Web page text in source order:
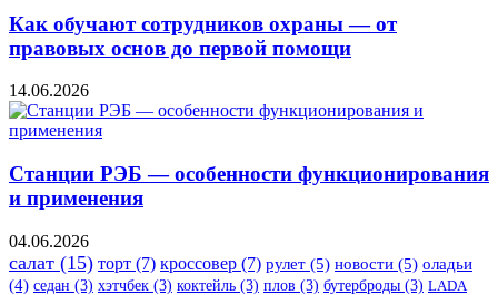
Как обучают сотрудников охраны — от
правовых основ до первой помощи
14.06.2026
Станции РЭБ — особенности функционирования
и применения
04.06.2026
салат (15) торт (7) кроссовер (7) рулет (5) новости (5) оладьи
(4) седан (3) хэтчбек (3) коктейль (3) плов (3) бутерброды (3) LADA